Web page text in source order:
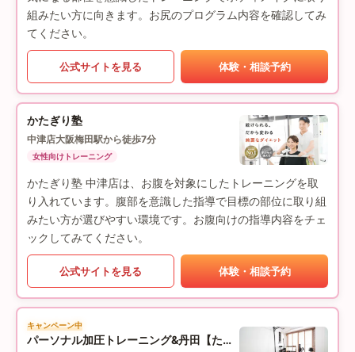
組みたい方に向きます。お尻のプログラム内容を確認してみ
てください。
公式サイトを見る 体験・相談予約
かたぎり塾
中津店大阪梅田駅から徒歩7分
女性向けトレーニング
かたぎり塾 中津店は、お腹を対象にしたトレーニングを取
り入れています。腹部を意識した指導で目標の部位に取り組
みたい方が選びやすい環境です。お腹向けの指導内容をチェ
ックしてみてください。
公式サイトを見る 体験・相談予約
キャンペーン中
パーソナル加圧トレーニング&丹田【たんでん】波動整体スタジオHearts227-ハーツニニナナ-